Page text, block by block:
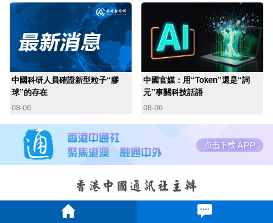
中國科研人員確證新型粒子“膠
球”的存在
08-06
中國官媒：用“Token”還是“詞
元”事關科技話語
08-06